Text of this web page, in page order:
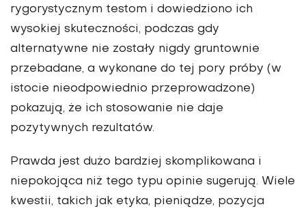
rygorystycznym testom i dowiedziono ich
wysokiej skuteczności, podczas gdy
alternatywne nie zostały nigdy gruntownie
przebadane, a wykonane do tej pory próby (w
istocie nieodpowiednio przeprowadzone)
pokazują, że ich stosowanie nie daje
pozytywnych rezultatów.
Prawda jest dużo bardziej skomplikowana i
niepokojąca niż tego typu opinie sugerują. Wiele
kwestii, takich jak etyka, pieniądze, pozycja